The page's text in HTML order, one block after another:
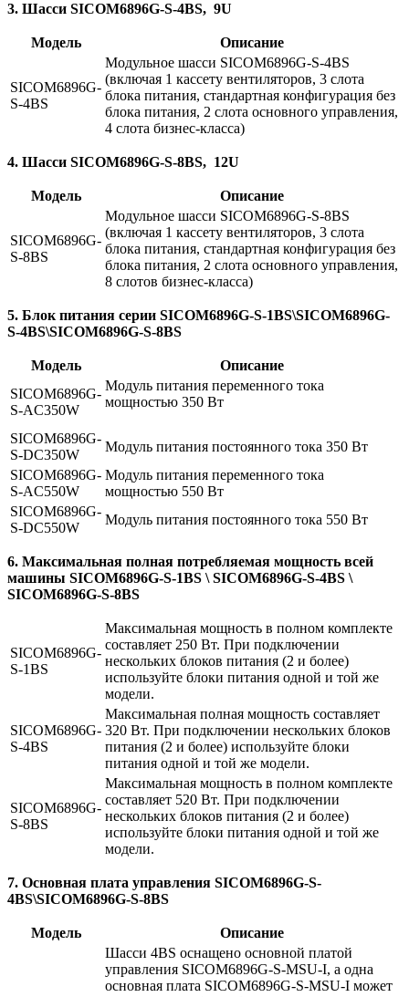
3. Шасси SICOM6896G-S-4BS, 9U
Модель Описание
SICOM6896G-
S-4BS
Модульное шасси SICOM6896G-S-4BS
(включая 1 кассету вентиляторов, 3 слота
блока питания, стандартная конфигурация без
блока питания, 2 слота основного управления,
4 слота бизнес-класса)
4. Шасси SICOM6896G-S-8BS, 12U
Модель Описание
SICOM6896G-
S-8BS
Модульное шасси SICOM6896G-S-8BS
(включая 1 кассету вентиляторов, 3 слота
блока питания, стандартная конфигурация без
блока питания, 2 слота основного управления,
8 слотов бизнес-класса)
5. Блок питания серии SICOM6896G-S-1BS\SICOM6896G-
S-4BS\SICOM6896G-S-8BS
Модель
Описание
SICOM6896G-
S-AC350W
Модуль питания переменного тока
мощностью 350 Вт
SICOM6896G-
S-DC350W
Модуль питания постоянного тока 350 Вт
SICOM6896G-
S-AC550W
Модуль питания переменного тока
мощностью 550 Вт
SICOM6896G-
S-DC550W
Модуль питания постоянного тока 550 Вт
6. Максимальная полная потребляемая мощность всей
машины SICOM6896G-S-1BS \ SICOM6896G-S-4BS \
SICOM6896G-S-8BS
SICOM6896G-
S-1BS
Максимальная мощность в полном комплекте
составляет 250 Вт. При подключении
нескольких блоков питания (2 и более)
используйте блоки питания одной и той же
модели.
SICOM6896G-
S-4BS
Максимальная полная мощность составляет
320 Вт. При подключении нескольких блоков
питания (2 и более) используйте блоки
питания одной и той же модели.
SICOM6896G-
S-8BS
Максимальная мощность в полном комплекте
составляет 520 Вт. При подключении
нескольких блоков питания (2 и более)
используйте блоки питания одной и той же
модели.
7. Основная плата управления SICOM6896G-S-
4BS\SICOM6896G-S-8BS
Модель Описание
Шасси 4BS оснащено основной платой
управления SICOM6896G-S-MSU-I, а одна
основная плата SICOM6896G-S-MSU-I может